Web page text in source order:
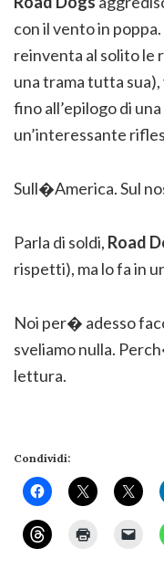
con il vento in
reinventa al solito le
una trama tutta
fino all’epilogo di
un’interessante
Sull�America. Sul
Parla di soldi, Road
rispetti), ma lo fa in
Noi per� adesso
sveliamo nulla.
lettura.
Condividi: